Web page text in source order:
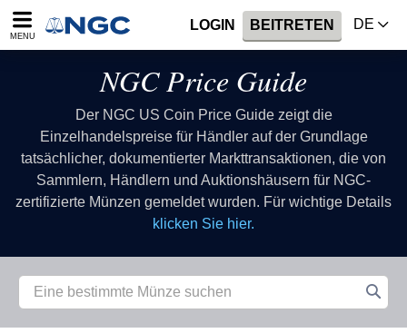
MENU
LOGIN BEITRETEN DE
NGC Price Guide
Der NGC US Coin Price Guide zeigt die
Einzelhandelspreise für Händler auf der Grundlage
tatsächlicher, dokumentierter Markttransaktionen, die von
Sammlern, Händlern und Auktionshäusern für NGC-
zertifizierte Münzen gemeldet wurden. Für wichtige Details
klicken Sie hier.